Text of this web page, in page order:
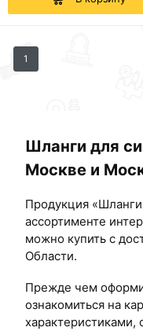
1
Шланги для
Москве и
Продукция
ассортименте
можно купить с
Области.
Прежде чем
ознакомиться на
характеристиками,